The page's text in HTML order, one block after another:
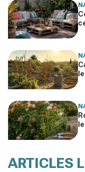
ARTICLES